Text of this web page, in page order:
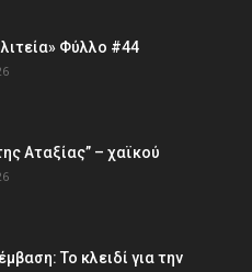
Φύλλο #44
Αταξίας” – χαϊκού
Το κλειδί για την